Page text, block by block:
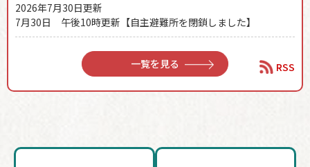
2026年7月30日更新
7月30日 午後10時更新【自主避難所を閉鎖しました】
一覧を見る RSS